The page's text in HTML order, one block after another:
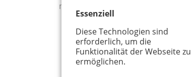
Essenziell
Diese Technologien sind
erforderlich, um die
Funktionalität der Webseite zu
ermöglichen.
melden Sie sich bitte telefonisch